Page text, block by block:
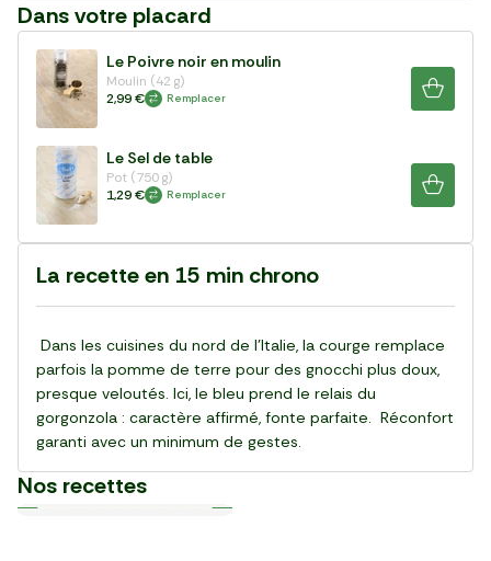
Dans votre placard
Le Poivre noir en moulin
Moulin (42 g)
2,99 €
Remplacer
Le Sel de table
Pot (750 g)
1,29 €
Remplacer
La recette en 15 min chrono
Dans les cuisines du nord de l’Italie, la courge remplace
parfois la pomme de terre pour des gnocchi plus doux,
presque veloutés. Ici, le bleu prend le relais du
gorgonzola : caractère affirmé, fonte parfaite. Réconfort
garanti avec un minimum de gestes.
Nos recettes